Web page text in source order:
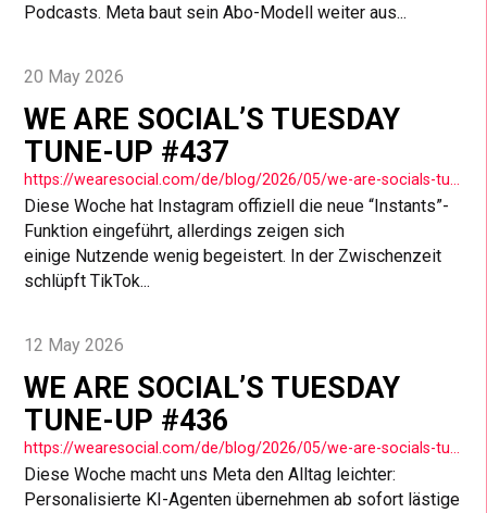
Podcasts. Meta baut sein Abo-Modell weiter aus...
20 May 2026
WE ARE SOCIAL’S TUESDAY
TUNE-UP #437
Diese Woche hat Instagram offiziell die neue “Instants”-
Funktion eingeführt, allerdings zeigen sich
einige Nutzende wenig begeistert. In der Zwischenzeit
schlüpft TikTok...
12 May 2026
WE ARE SOCIAL’S TUESDAY
TUNE-UP #436
Diese Woche macht uns Meta den Alltag leichter:
Personalisierte KI-Agenten übernehmen ab sofort lästige